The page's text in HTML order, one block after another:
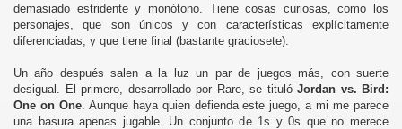
demasiado estridente y monótono. Tiene cosas curiosas, como los
personajes, que son únicos y con características explícitamente
diferenciadas, y que tiene final (bastante graciosete).
Un año después salen a la luz un par de juegos más, con suerte
desigual. El primero, desarrollado por Rare, se tituló Jordan vs. Bird:
One on One. Aunque haya quien defienda este juego, a mi me parece
una basura apenas jugable. Un conjunto de 1s y 0s que no merece